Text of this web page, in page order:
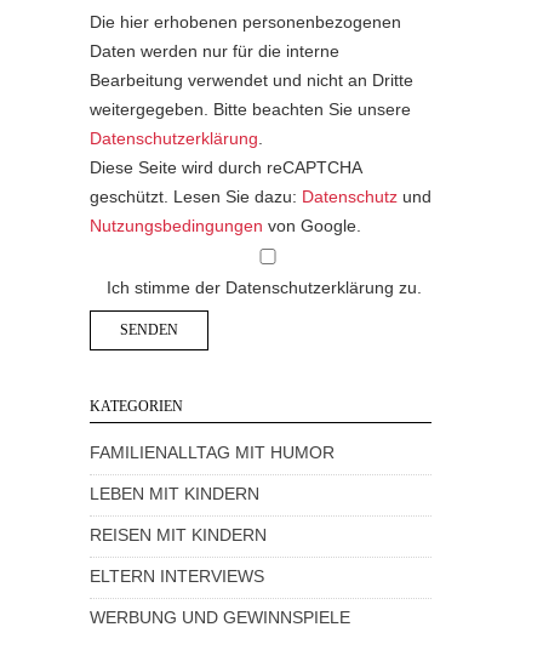
Die hier erhobenen personenbezogenen
Daten werden nur für die interne
Bearbeitung verwendet und nicht an Dritte
weitergegeben. Bitte beachten Sie unsere
Datenschutzerklärung
Diese Seite wird durch reCAPTCHA
geschützt. Lesen Sie dazu: Datenschutz und
Nutzungsbedingungen von Google.
Ich stimme der Datenschutzerklärung zu.
KATEGORIEN
FAMILIENALLTAG MIT HUMOR
LEBEN MIT KINDERN
REISEN MIT KINDERN
ELTERN INTERVIEWS
WERBUNG UND GEWINNSPIELE